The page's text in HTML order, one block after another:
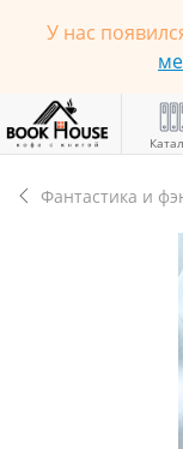
У нас
Фантастика и